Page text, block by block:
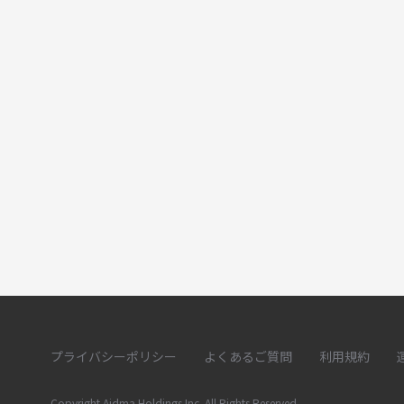
プライバシーポリシー よくあるご質問 利用規約